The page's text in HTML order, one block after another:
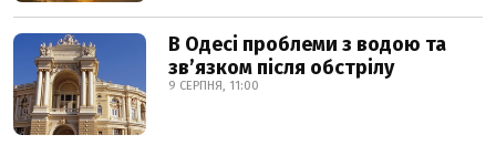
В Одесі проблеми з водою та
звʼязком після обстрілу
9 СЕРПНЯ, 11:00